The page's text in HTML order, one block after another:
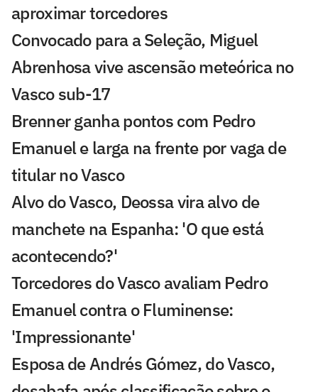
aproximar torcedores
Convocado para a Seleção, Miguel
Abrenhosa vive ascensão meteórica no
Vasco sub-17
Brenner ganha pontos com Pedro
Emanuel e larga na frente por vaga de
titular no Vasco
Alvo do Vasco, Deossa vira alvo de
manchete na Espanha: 'O que está
acontecendo?'
Torcedores do Vasco avaliam Pedro
Emanuel contra o Fluminense:
'Impressionante'
Esposa de Andrés Gómez, do Vasco,